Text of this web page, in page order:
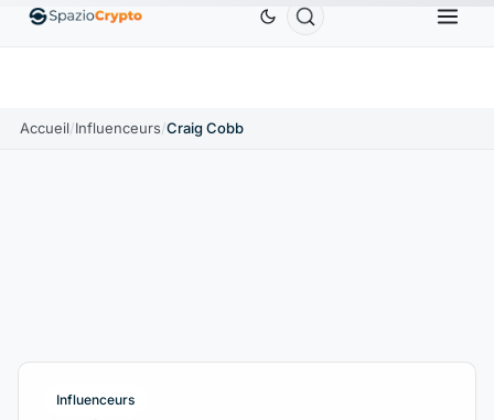
EthereumETH1 880,58 $US TetherUSDT ↑0.00%
Accueil/Influenceurs/Craig Cobb
Influenceurs